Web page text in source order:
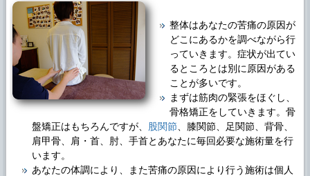
整体はあなたの苦痛の原因が
どこにあるかを調べながら行
っていきます。症状が出てい
るところとは別に原因がある
ことが多いです。
まずは筋肉の緊張をほぐし、
骨格矯正をしていきます。骨
盤矯正はもちろんですが、
股関節 、膝関節、足関節、背骨、
肩甲骨、肩・首、肘、手首とあなたに毎回必要な施術量を行
います。
あなたの体調により、また苦痛の原因により行う施術は個人